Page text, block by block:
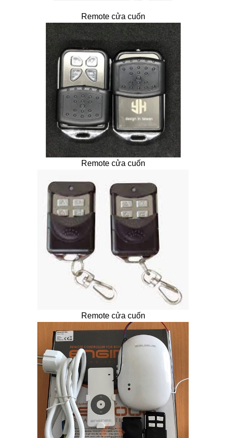
Remote cửa cuốn
Remote cửa cuốn
Remote cửa cuốn